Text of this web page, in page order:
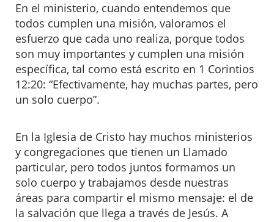
En el ministerio, cuando entendemos que
todos cumplen una misión, valoramos el
esfuerzo que cada uno realiza, porque todos
son muy importantes y cumplen una misión
específica, tal como está escrito en 1 Corintios
12:20: “Efectivamente, hay muchas partes, pero
un solo cuerpo”.
En la Iglesia de Cristo hay muchos ministerios
y congregaciones que tienen un Llamado
particular, pero todos juntos formamos un
solo cuerpo y trabajamos desde nuestras
áreas para compartir el mismo mensaje: el de
la salvación que llega a través de Jesús. A